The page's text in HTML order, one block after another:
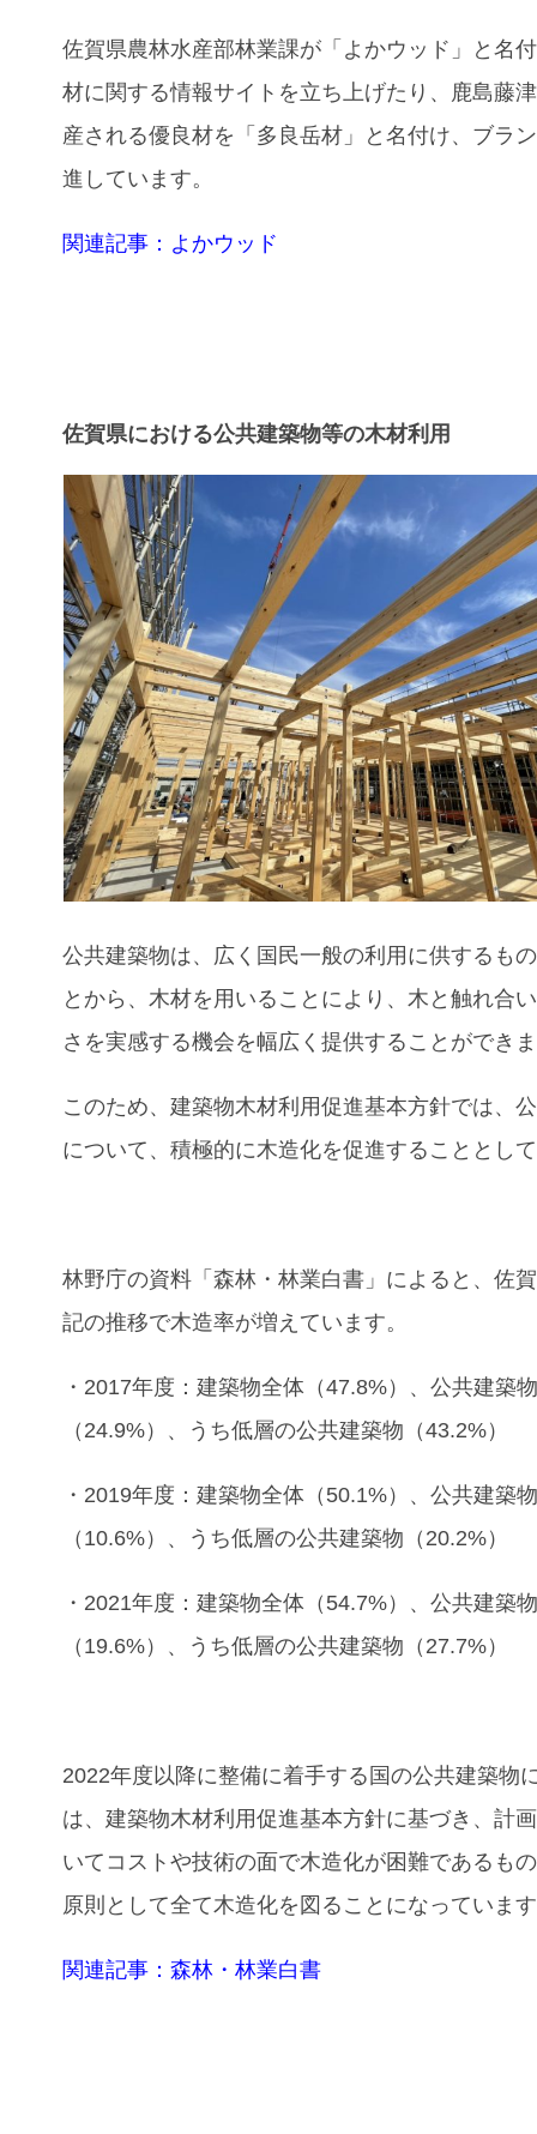
佐賀県農林水産部林業課が「よかウッド」と名
材に関する情報サイトを立ち上げたり、鹿島藤
産される優良材を「多良岳材」と名付け、ブラ
進しています。
関連記事：よかウッド
佐賀県における公共建築物等の木材利用
公共建築物は、広く国民一般の利用に供するも
とから、木材を用いることにより、木と触れ合
さを実感する機会を幅広く提供することができ
このため、建築物木材利用促進基本方針では、
について、積極的に木造化を促進することとし
林野庁の資料「森林・林業白書」によると、佐
記の推移で木造率が増えています。
・2017年度：建築物全体（47.8%）、公共建築
（24.9%）、うち低層の公共建築物（43.2%）
・2019年度：建築物全体（50.1%）、公共建築
（10.6%）、うち低層の公共建築物（20.2%）
・2021年度：建築物全体（54.7%）、公共建築
（19.6%）、うち低層の公共建築物（27.7%）
2022年度以降に整備に着手する国の公共建築物
は、建築物木材利用促進基本方針に基づき、計
いてコストや技術の面で木造化が困難であるも
原則として全て木造化を図ることになっていま
関連記事：森林・林業白書